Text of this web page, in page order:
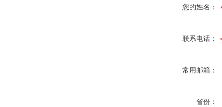
您的姓名：
联系电话：
常用邮箱：
省份：